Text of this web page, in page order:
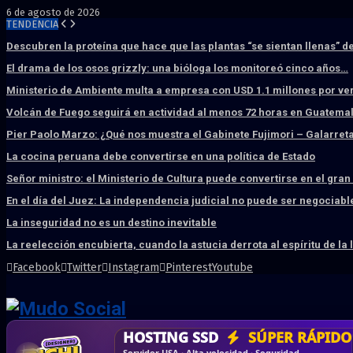
6 de agosto de 2026
TENDENCIA
Descubren la proteína que hace que las plantas “se sientan llenas”
El drama de los osos grizzly: una bióloga los monitoreó cinco años…
Ministerio de Ambiente multa a empresa con USD 1.1 millones por
Volcán de Fuego seguirá en actividad al menos 72 horas en
Pier Paolo Marzo: ¿Qué nos muestra el Gabinete Fujimori –
La cocina peruana debe convertirse en una política de Estado
Señor ministro: el Ministerio de Cultura puede convertirse en el
En el día del Juez: La independencia judicial no puede ser
La inseguridad no es un destino inevitable
La reelección encubierta, cuando la astucia derrota al espíritu de la
Facebook Twitter Instagram PinterestYoutube
HOSTING SSD SÚPER RÁPIDO
DISEÑO WEB PROFESIONAL
CRM & DASHBOARD A MEDIDA
CORREO CORPORATIVO